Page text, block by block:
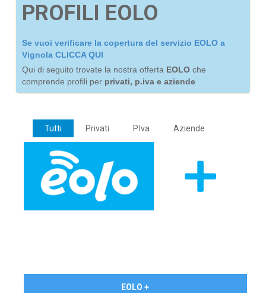
PROFILI EOLO
Se vuoi verificare la copertura del servizio EOLO a
Vignola CLICCA QUI
Qui di seguito trovate la nostra offerta EOLO che
comprende profili per privati, p.iva e aziende
Tutti Privati P.Iva Aziende
EOLO +